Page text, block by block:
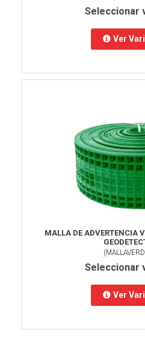
Seleccionar
Ver
MALLA DE ADVERTENCIA
(
Seleccionar
Ver